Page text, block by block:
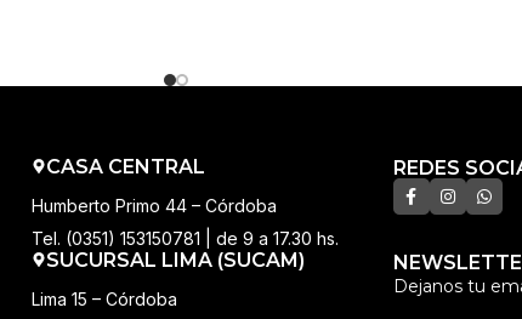
CASA CENTRAL
Humberto Primo 44 – Córdoba
Tel. (0351) 153150781 | de 9 a 17.30 hs.
SUCURSAL LIMA (SUCAM)
Lima 15 – Córdoba
REDES
Dejanos tu